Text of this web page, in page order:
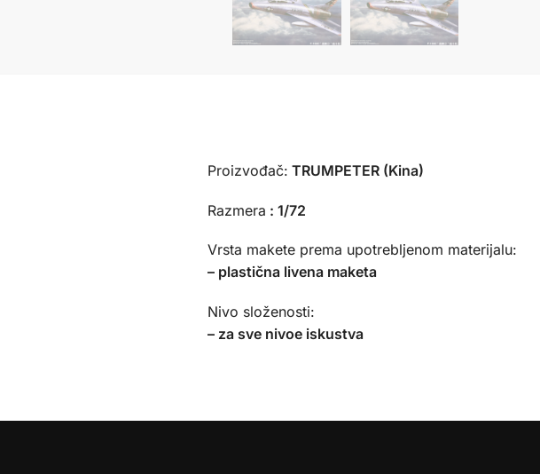
Proizvođač: TRUMPETER (Kina)
Razmera : 1/72
Vrsta makete prema upotrebljenom materijalu:
– plastična livena maketa
Nivo složenosti:
– za sve nivoe iskustva